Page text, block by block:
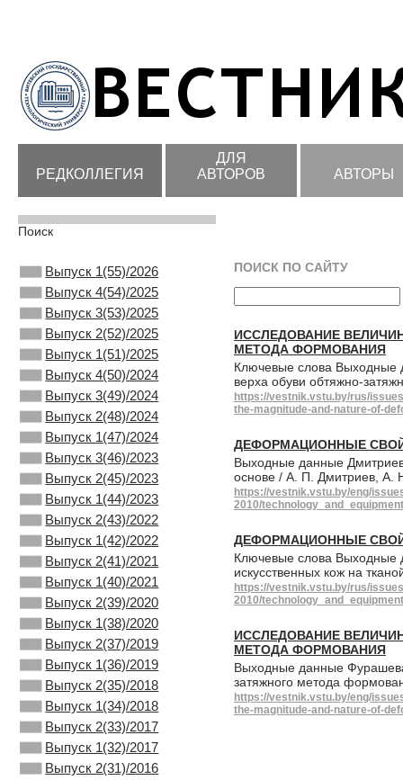
РЕДКОЛЛЕГИЯ
ДЛЯ
АВТОРОВ
АВТОРЫ
Поиск
Выпуск 1(55)/2026
Выпуск 4(54)/2025
Выпуск 3(53)/2025
Выпуск 2(52)/2025
Выпуск 1(51)/2025
Выпуск 4(50)/2024
Выпуск 3(49)/2024
Выпуск 2(48)/2024
Выпуск 1(47)/2024
Выпуск 3(46)/2023
Выпуск 2(45)/2023
Выпуск 1(44)/2023
Выпуск 2(43)/2022
Выпуск 1(42)/2022
Выпуск 2(41)/2021
Выпуск 1(40)/2021
Выпуск 2(39)/2020
Выпуск 1(38)/2020
Выпуск 2(37)/2019
Выпуск 1(36)/2019
Выпуск 2(35)/2018
Выпуск 1(34)/2018
Выпуск 2(33)/2017
Выпуск 1(32)/2017
Выпуск 2(31)/2016
ПОИСК ПО САЙТУ
ИССЛЕДОВАНИЕ
МЕТОДА ФОРМОВАНИЯ
Ключевые слова Выходные
верха обуви обтяжно-
https://vestnik.vstu.by/rus/
the-magnitude-and-nature-of-
ДЕФОРМАЦИОННЫЕ
Выходные данные
основе / А. П. Дмитриев, А.
https://vestnik.vstu.by/eng/
2010/
ДЕФОРМАЦИОННЫЕ
Ключевые слова Выходные
искусственных кож на
https://vestnik.vstu.by/rus/
2010/
ИССЛЕДОВАНИЕ
МЕТОДА ФОРМОВАНИЯ
Выходные данные
затяжного метода
https://vestnik.vstu.by/eng/
the-magnitude-and-nature-of-